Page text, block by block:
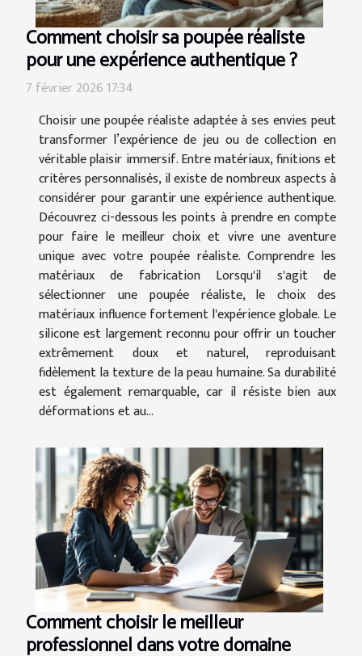
Comment choisir sa poupée réaliste
pour une expérience authentique ?
7 février 2026 17:34
Choisir une poupée réaliste adaptée à ses envies peut
transformer l’expérience de jeu ou de collection en
véritable plaisir immersif. Entre matériaux, finitions et
critères personnalisés, il existe de nombreux aspects à
considérer pour garantir une expérience authentique.
Découvrez ci-dessous les points à prendre en compte
pour faire le meilleur choix et vivre une aventure
unique avec votre poupée réaliste. Comprendre les
matériaux de fabrication Lorsqu'il s'agit de
sélectionner une poupée réaliste, le choix des
matériaux influence fortement l'expérience globale. Le
silicone est largement reconnu pour offrir un toucher
extrêmement doux et naturel, reproduisant
fidèlement la texture de la peau humaine. Sa durabilité
est également remarquable, car il résiste bien aux
déformations et au...
Comment choisir le meilleur
professionnel dans votre domaine